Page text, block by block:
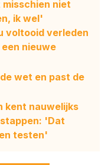
niet
ik wel'
voltooid verleden
nieuwe
wet en past de
kent nauwelijks
'Dat
testen'